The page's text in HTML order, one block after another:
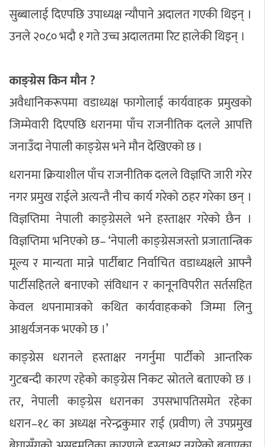
सुब्बालाई दिएपछि उपाध्यक्ष न्यौपाने अदालत गएकी थिइन् ।
उनले २०८० भदौ १ गते उच्च अदालतमा रिट हालेकी थिइन् ।
काङ्ग्रेस किन मौन ?
अवैधानिकरूपमा वडाध्यक्ष फागोलाई कार्यवाहक प्रमुखको
जिम्मेवारी दिएपछि धरानमा पाँच राजनीतिक दलले आपत्ति
जनाउँदा नेपाली काङ्ग्रेस भने मौन देखिएको छ ।
धरानमा क्रियाशील पाँच राजनीतिक दलले विज्ञप्ति जारी गरेर
नगर प्रमुख राईले अत्यन्तै नीच कार्य गरेको ठहर गरेका छन् ।
विज्ञप्तिमा नेपाली काङ्ग्रेसले भने हस्ताक्षर गरेको छैन ।
विज्ञप्तिमा भनिएको छ– ‘नेपाली काङ्ग्रेसजस्तो प्रजातान्त्रिक
मूल्य र मान्यता मान्ने पार्टीबाट निर्वाचित वडाध्यक्षले आफ्नै
पार्टीसहितले बनाएको संविधान र कानूनविपरीत सर्तसहित
केवल थपनामात्रको कथित कार्यवाहकको जिम्मा लिनु
आश्चर्यजनक भएको छ ।’
काङ्ग्रेस धरानले हस्ताक्षर नगर्नुमा पार्टीको आन्तरिक
गुटबन्दी कारण रहेको काङ्ग्रेस निकट स्रोतले बताएको छ ।
तर, नेपाली काङ्ग्रेस धरानका उपसभापतिसमेत रहेका
धरान–१८ का अध्यक्ष नरेन्द्रकुमार राई (प्रवीण) ले उपप्रमुख